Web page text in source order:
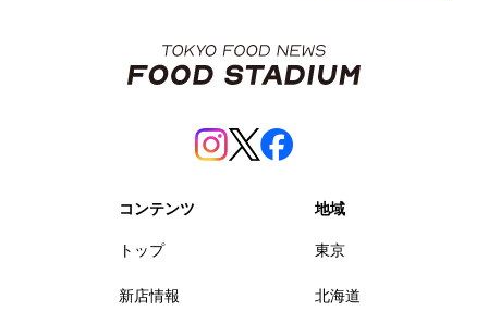
コンテンツ
トップ
新店情報
地域
東京
北海道